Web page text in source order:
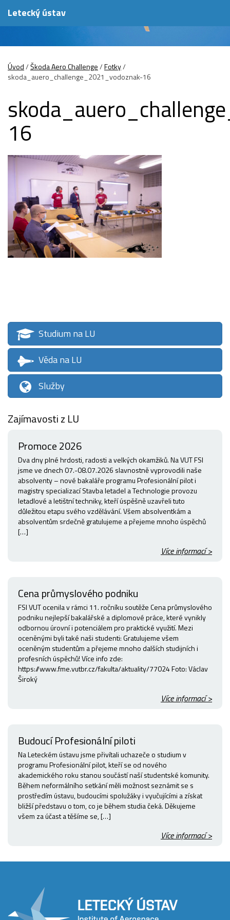
Letecký ústav
Úvod/Škoda Aero Challenge/Fotky/
skoda_auero_challenge_2021_vodoznak-16
16
Studium na LU
Věda na LU
Služby
Zajímavosti z LU
Promoce 2026
Dva dny plné hrdosti, radosti a velkých okamžiků. Na VUT FSI
jsme ve dnech 07.-08.07.2026 slavnostně vyprovodili naše
absolventy – nové bakaláře programu Profesionální pilot i
magistry specializací Stavba letadel a Technologie provozu
letadlové a letištní techniky, kteří úspěšně uzavřeli tuto
důležitou etapu svého vzdělávání. Všem absolventkám a
absolventům srdečně gratulujeme a přejeme mnoho úspěchů
[…]
Více informací >
Cena průmyslového podniku
FSI VUT ocenila v rámci 11. ročníku soutěže Cena průmyslového
podniku nejlepší bakalářské a diplomové práce, které vynikly
odbornou úrovní i potenciálem pro praktické využití. Mezi
oceněnými byli také naši studenti: Gratulujeme všem
oceněným studentům a přejeme mnoho dalších studijních i
profesních úspěchů! Více info zde:
https://www.fme.vutbr.cz/fakulta/aktuality/77024 Foto: Václav
Široký
Více informací >
Budoucí Profesionální piloti
Na Leteckém ústavu jsme přivítali uchazeče o studium v
programu Profesionální pilot, kteří se od nového
akademického roku stanou součástí naší studentské komunity.
Během neformálního setkání měli možnost seznámit se s
prostředím ústavu, budoucími spolužáky i vyučujícími a získat
bližší představu o tom, co je během studia čeká. Děkujeme
všem za účast a těšíme se, […]
Více informací >